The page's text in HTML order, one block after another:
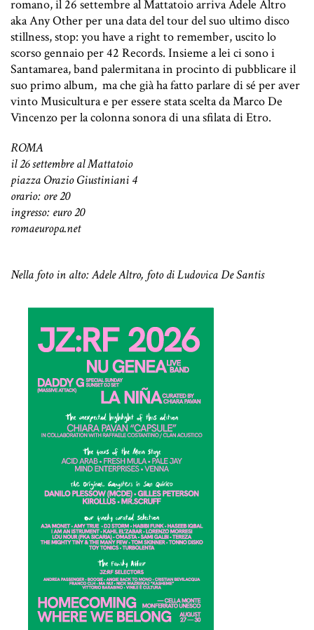
romano, il 26 settembre al Mattatoio arriva Adele Altro
aka Any Other per una data del tour del suo ultimo disco
stillness, stop: you have a right to remember, uscito lo
scorso gennaio per 42 Records. Insieme a lei ci sono i
Santamarea, band palermitana in procinto di pubblicare il
suo primo album, ma che già ha fatto parlare di sé per aver
vinto Musicultura e per essere stata scelta da Marco De
Vincenzo per la colonna sonora di una sfilata di Etro.
ROMA
il 26 settembre al Mattatoio
piazza Orazio Giustiniani 4
orario: ore 20
ingresso: euro 20
romaeuropa.net
Nella foto in alto: Adele Altro, foto di Ludovica De Santis